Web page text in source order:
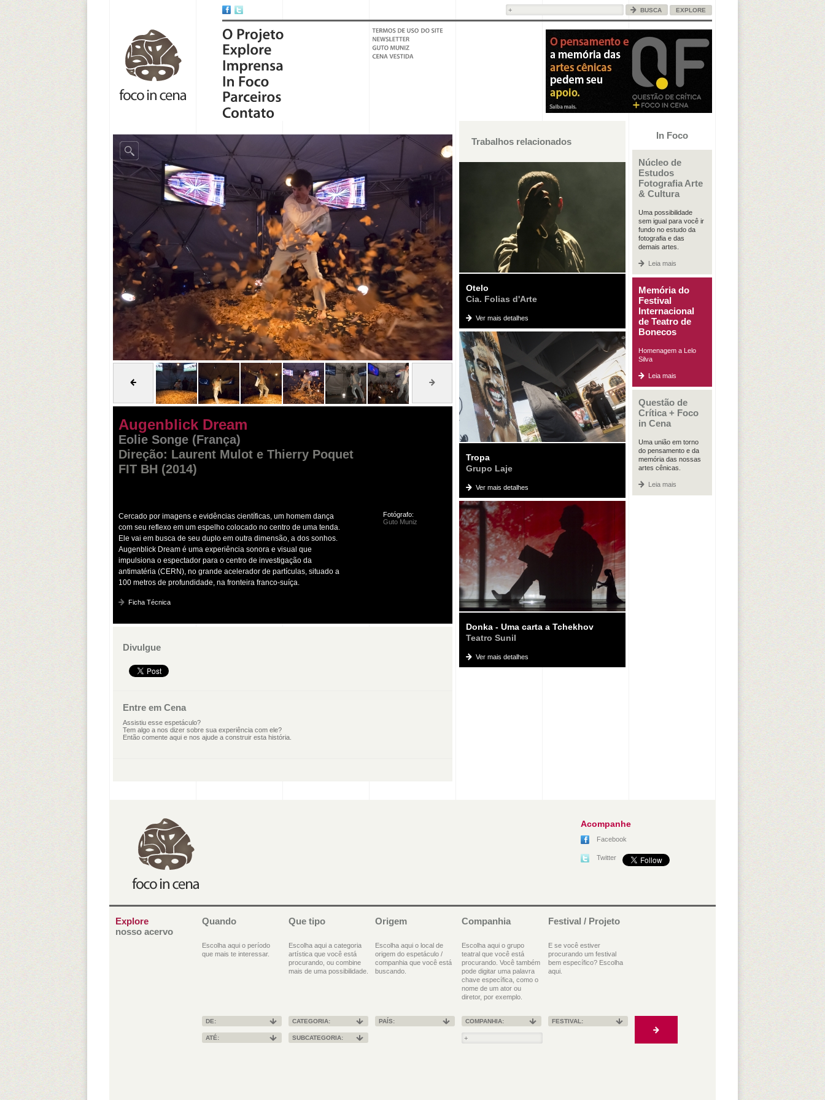
EXPLORE
Augenblick Dream
Eolie Songe (França)
Direção: Laurent Mulot e Thierry Poquet
FIT BH (2014)
Fotógrafo:
Guto Muniz
Cercado por imagens e evidências científicas, um homem dança
com seu reflexo em um espelho colocado no centro de uma tenda.
Ele vai em busca de seu duplo em outra dimensão, a dos sonhos.
Augenblick Dream é uma experiência sonora e visual que
impulsiona o espectador para o centro de investigação da
antimatéria (CERN), no grande acelerador de partículas, situado a
100 metros de profundidade, na fronteira franco-suíça.
Ficha Técnica
Divulgue
Entre em Cena
Assistiu esse espetáculo?
Tem algo a nos dizer sobre sua experiência com ele?
Então comente aqui e nos ajude a construir esta história.
Trabalhos relacionados
Otelo
Cia. Folias d'Arte
Ver mais detalhes
Tropa
Grupo Laje
Ver mais detalhes
Donka - Uma carta a Tchekhov
Teatro Sunil
Ver mais detalhes
In Foco
Núcleo de
Estudos
Fotografia Arte
& Cultura
Uma possibilidade
sem igual para você ir
fundo no estudo da
fotografia e das
demais artes.
Leia mais
Memória do
Festival
Internacional
de Teatro de
Bonecos
Homenagem a Lelo
Silva
Leia mais
Questão de
Crítica + Foco
in Cena
Uma união em torno
do pensamento e da
memória das nossas
artes cênicas.
Leia mais
Acompanhe
Facebook
Twitter
Explore
nosso acervo
Quando
Escolha aqui o período
que mais te interessar.
Que tipo
Escolha aqui a categoria
artística que você está
procurando, ou combine
mais de uma possibilidade.
Origem
Escolha aqui o local de
origem do espetáculo /
companhia que você está
buscando.
Companhia
Escolha aqui o grupo
teatral que você está
procurando. Você também
pode digitar uma palavra
chave específica, como o
nome de um ator ou
diretor, por exemplo.
Festival / Projeto
E se você estiver
procurando um festival
bem específico? Escolha
aqui.
DE:
ATÉ:
CATEGORIA:
SUBCATEGORIA:
PAÍS: COMPANHIA: FESTIVAL: